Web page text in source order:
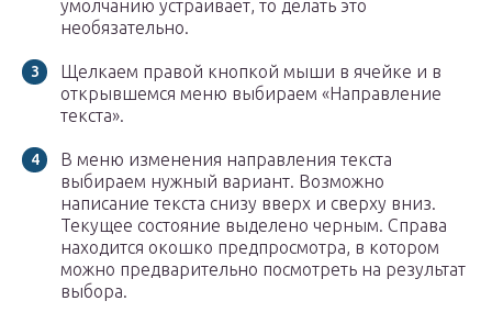
умолчанию устраивает, то делать это
необязательно.
Щелкаем правой кнопкой мыши в ячейке и в
открывшемся меню выбираем «Направление
текста».
В меню изменения направления текста
выбираем нужный вариант. Возможно
написание текста снизу вверх и сверху вниз.
Текущее состояние выделено черным. Справа
находится окошко предпросмотра, в котором
можно предварительно посмотреть на результат
выбора.